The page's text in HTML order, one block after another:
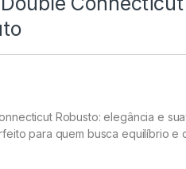
Robusto: elegância e
para quem busca equilíbrio e